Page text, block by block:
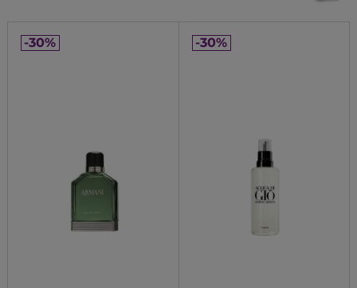
-30% -30%